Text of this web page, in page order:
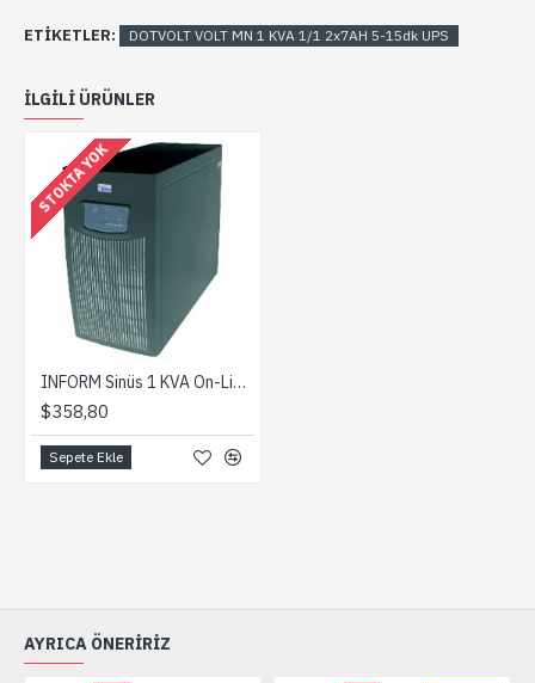
ETIKETLER: DOTVOLT VOLT MN 1 KVA 1/1 2x7AH 5-15dk UPS
ILGILI ÜRÜNLER
STOKTA YOK
INFORM Sinüs 1 KVA On-Line 7-15dk 3x7Ah KGK
$358,80
Sepete Ekle
AYRICA ÖNERIRIZ